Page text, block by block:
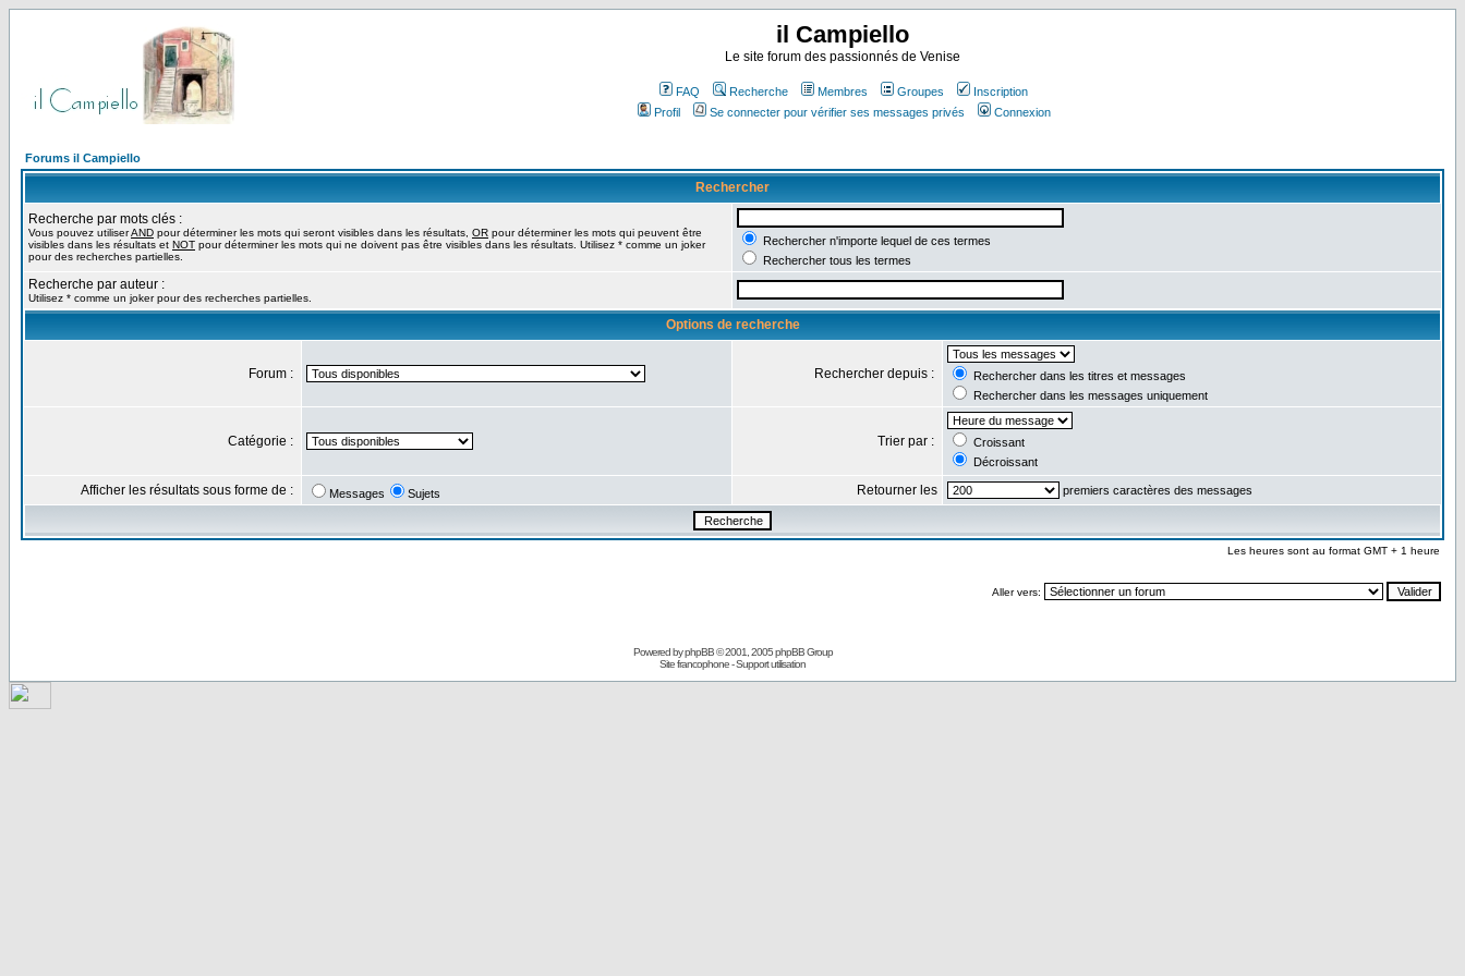
il Campiello
Le site forum des passionnés de Venise
FAQ Recherche Membres Groupes
Inscription
Profil
Se connecter pour vérifier ses messages privés Connexion
Forums il Campiello
Rechercher
Recherche par mots clés :
Vous pouvez utiliserAND pour déterminer les mots qui seront visibles dans les résultats, OR pour déterminer les mots qui peuvent être
visibles dans les résultats et NOT pour déterminer les mots qui ne doivent pas être visibles dans les résultats. Utilisez * comme un joker
pour des recherches partielles.
Rechercher n'importe lequel de ces termes
Rechercher tous les termes
Recherche par auteur :
Utilisez * comme un joker pour des recherches partielles.
Options de recherche
Forum : Rechercher depuis :
Rechercher dans les titres et messages
Rechercher dans les messages uniquement
Catégorie : Trier par :
Croissant
Décroissant
Afficher les résultats sous forme de : Messages Sujets Retourner les premiers caractères des messages
Les heures sont au format GMT + 1 heure
Aller vers:
Powered byphpBB© 2001, 2005 phpBB Group
Site francophone-Support utilisation